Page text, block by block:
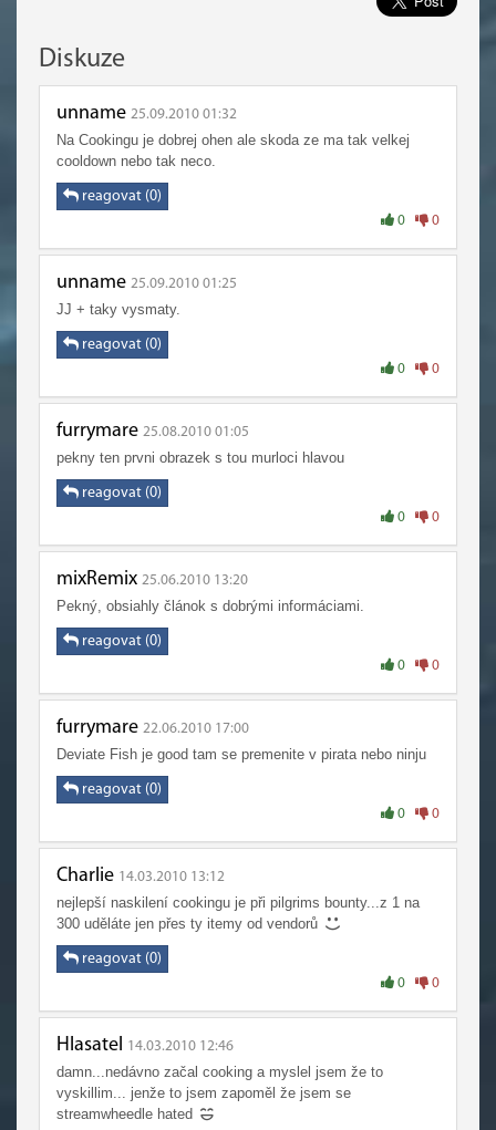
Diskuze
unname 25.09.2010 01:32
Na Cookingu je dobrej ohen ale skoda ze ma tak velkej
cooldown nebo tak neco.
reagovat (0)
0 0
unname 25.09.2010 01:25
JJ + taky vysmaty.
reagovat (0)
0 0
furrymare 25.08.2010 01:05
pekny ten prvni obrazek s tou murloci hlavou
reagovat (0)
0 0
mixRemix 25.06.2010 13:20
Pekný, obsiahly článok s dobrými informáciami.
reagovat (0)
0 0
furrymare 22.06.2010 17:00
Deviate Fish je good tam se premenite v pirata nebo ninju
reagovat (0)
0 0
Charlie 14.03.2010 13:12
nejlepší naskilení cookingu je při pilgrims bounty...z 1 na
300 uděláte jen přes ty itemy od vendorů
reagovat (0)
0 0
Hlasatel 14.03.2010 12:46
damn...nedávno začal cooking a myslel jsem že to
vyskillim... jenže to jsem zapoměl že jsem se
streamwheedle hated